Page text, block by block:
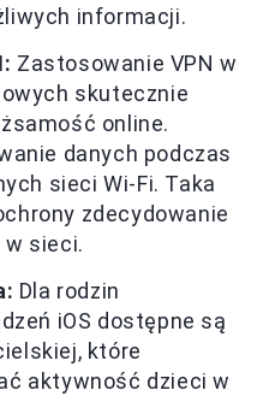
informacji.
Zastosowanie VPN w
skutecznie
online.
danych podczas
sieci Wi-Fi. Taka
zdecydowanie
sieci.
Dla rodzin
iOS dostępne są
które
aktywność dzieci w